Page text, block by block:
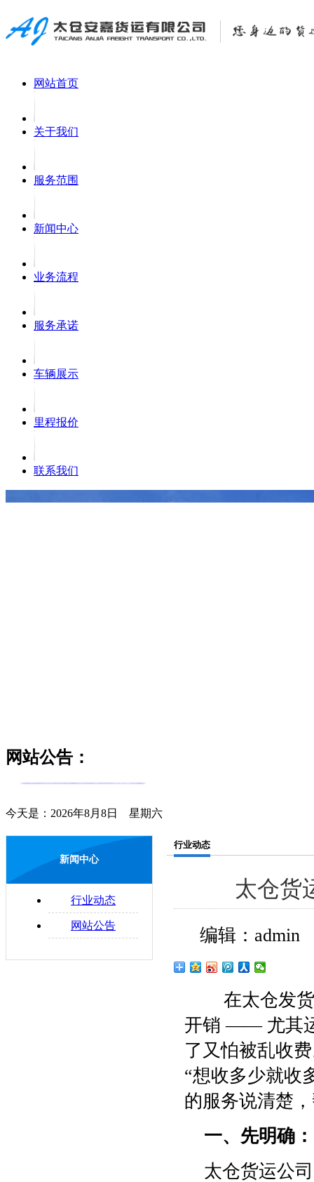
网站首页
关于我们
服务范围
新闻中心
业务流程
服务承诺
车辆展示
里程报价
联系我们
网站公告：
物流与配送的区别
配送合理化
企业物流运输的法律问题
今天是：2026年8月8日 星期六
新闻中心
行业动态
网站公告
行业动态
太仓货
编辑：
在太仓发货
开销 —— 尤其
了又怕被乱收
“想收多少就收
的服务说清楚
一、先明确
太仓货运公